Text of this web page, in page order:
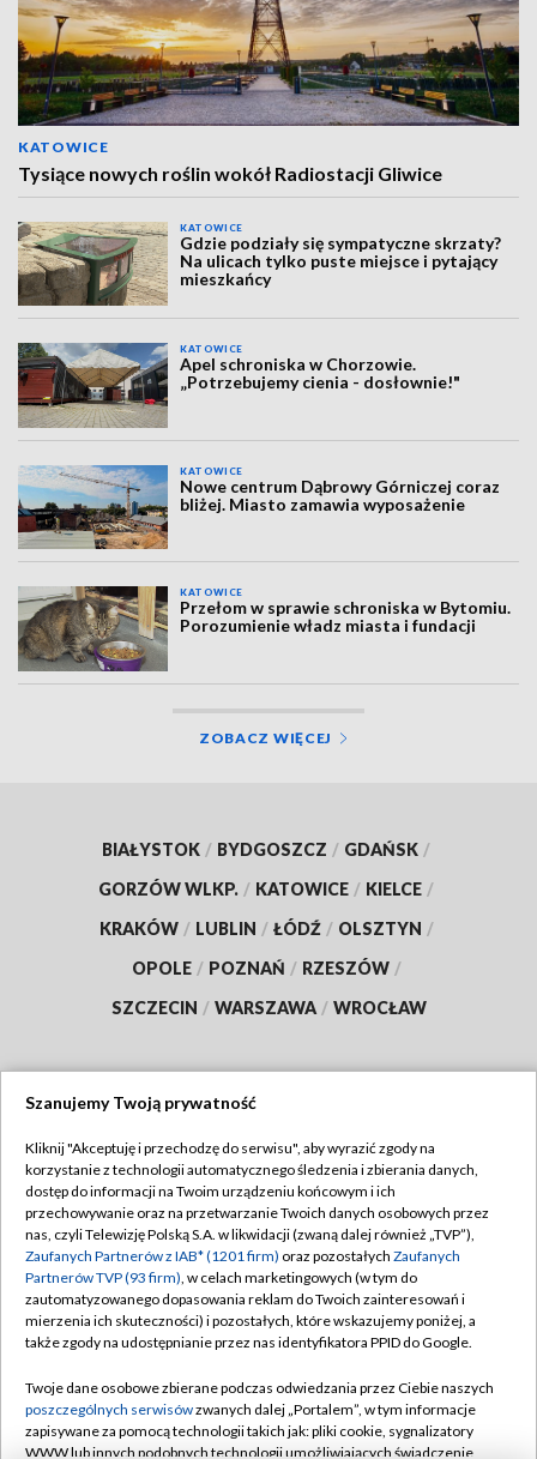
KATOWICE
Tysiące nowych roślin wokół Radiostacji Gliwice
KATOWICE
Gdzie podziały się sympatyczne skrzaty?
Na ulicach tylko puste miejsce i pytający
mieszkańcy
KATOWICE
Apel schroniska w Chorzowie.
„Potrzebujemy cienia - dosłownie!"
KATOWICE
Nowe centrum Dąbrowy Górniczej coraz
bliżej. Miasto zamawia wyposażenie
KATOWICE
Przełom w sprawie schroniska w Bytomiu.
Porozumienie władz miasta i fundacji
ZOBACZ WIĘCEJ
BIAŁYSTOK / BYDGOSZCZ / GDAŃSK /
GORZÓW WLKP. / KATOWICE / KIELCE /
KRAKÓW / LUBLIN / ŁÓDŹ / OLSZTYN /
OPOLE / POZNAŃ / RZESZÓW /
SZCZECIN / WARSZAWA / WROCŁAW
TVP
Abonament TVP
Emisja w TVP
Centrum informacji TVP
Naziemna Telewizja Cyfrowa
Rada Programowa
System NOS
Regulamin TVP
Polityka prywatności
Moje zgody
Pomoc
Kontakt
Szanujemy Twoją prywatność
Kliknij "Akceptuję i przechodzę do serwisu", aby wyrazić zgody na
korzystanie z technologii automatycznego śledzenia i zbierania danych,
dostęp do informacji na Twoim urządzeniu końcowym i ich
przechowywanie oraz na przetwarzanie Twoich danych osobowych przez
nas, czyli Telewizję Polską S.A. w likwidacji (zwaną dalej również „TVP”),
Zaufanych Partnerów z IAB* (1201 firm) oraz pozostałych Zaufanych
Partnerów TVP (93 firm), w celach marketingowych (w tym do
zautomatyzowanego dopasowania reklam do Twoich zainteresowań i
mierzenia ich skuteczności) i pozostałych, które wskazujemy poniżej, a
także zgody na udostępnianie przez nas identyfikatora PPID do Google.
Twoje dane osobowe zbierane podczas odwiedzania przez Ciebie naszych
poszczególnych serwisówzwanych dalej „Portalem”, w tym informacje
zapisywane za pomocą technologii takich jak: pliki cookie, sygnalizatory
WWW lub innych podobnych technologii umożliwiających świadczenie